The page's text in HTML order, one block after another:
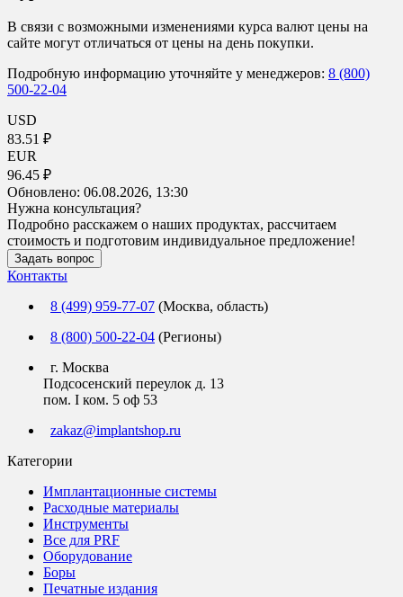
В связи с возможными изменениями курса валют цены на
сайте могут отличаться от цены на день покупки.
Подробную информацию уточняйте у менеджеров: 8 (800)
500-22-04
USD
83.51 ₽
EUR
96.45 ₽
Обновлено: 06.08.2026, 13:30
Нужна консультация?
Подробно расскажем о наших продуктах, рассчитаем
стоимость и подготовим индивидуальное предложение!
Задать вопрос
Контакты
8 (499) 959-77-07 (Москва, область)
8 (800) 500-22-04 (Регионы)
г. Москва
Подсосенский переулок д. 13
пом. I ком. 5 оф 53
zakaz@implantshop.ru
Категории
Имплантационные системы
Расходные материалы
Инструменты
Все для PRF
Оборудование
Боры
Печатные издания